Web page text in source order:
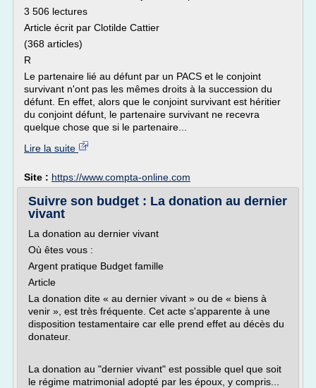
3 506 lectures
Article écrit par Clotilde Cattier
(368 articles)
R
Le partenaire lié au défunt par un PACS et le conjoint
survivant n'ont pas les mêmes droits à la succession du
défunt. En effet, alors que le conjoint survivant est héritier
du conjoint défunt, le partenaire survivant ne recevra
quelque chose que si le partenaire...
Lire la suite
Site : https://www.compta-online.com
Suivre son budget : La donation au dernier
vivant
La donation au dernier vivant
Où êtes vous :
Argent pratique Budget famille
Article
La donation dite « au dernier vivant » ou de « biens à
venir », est très fréquente. Cet acte s'apparente à une
disposition testamentaire car elle prend effet au décès du
donateur.
La donation au "dernier vivant" est possible quel que soit
le régime matrimonial adopté par les époux, y compris...